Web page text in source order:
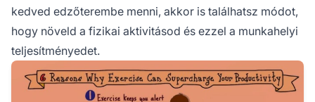
kedved edzőterembe menni, akkor is találhatsz módot,
hogy növeld a fizikai aktivitásod és ezzel a munkahelyi
teljesítményedet.